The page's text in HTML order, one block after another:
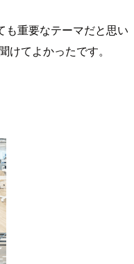
も重要なテーマだと思い
けてよかったです。